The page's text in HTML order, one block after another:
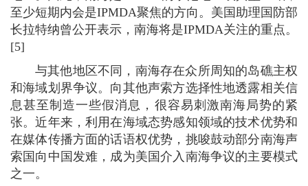
至少短期内会是IPMDA聚焦的方向。美国助理国防部
长拉特纳曾公开表示，南海将是IPMDA关注的重点。
[5]
与其他地区不同，南海存在众所周知的岛礁主权
和海域划界争议。向其他声索方选择性地透露相关信
息甚至制造一些假消息，很容易刺激南海局势的紧
张。近年来，利用在海域态势感知领域的技术优势和
在媒体传播方面的话语权优势，挑唆鼓动部分南海声
索国向中国发难，成为美国介入南海争议的主要模式
之一。